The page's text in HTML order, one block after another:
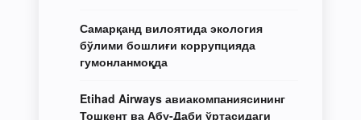
Самарқанд вилоятида экология
бўлими бошлиғи коррупцияда
гумонланмоқда
Etihad Airways авиакомпаниясининг
Тошкент ва Абу-Даби ўртасидаги